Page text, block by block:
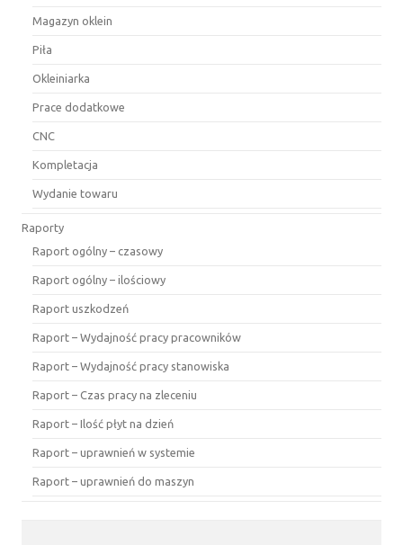
Magazyn oklein
Piła
Okleiniarka
Prace dodatkowe
CNC
Kompletacja
Wydanie towaru
Raporty
Raport ogólny – czasowy
Raport ogólny – ilościowy
Raport uszkodzeń
Raport – Wydajność pracy pracowników
Raport – Wydajność pracy stanowiska
Raport – Czas pracy na zleceniu
Raport – Ilość płyt na dzień
Raport – uprawnień w systemie
Raport – uprawnień do maszyn